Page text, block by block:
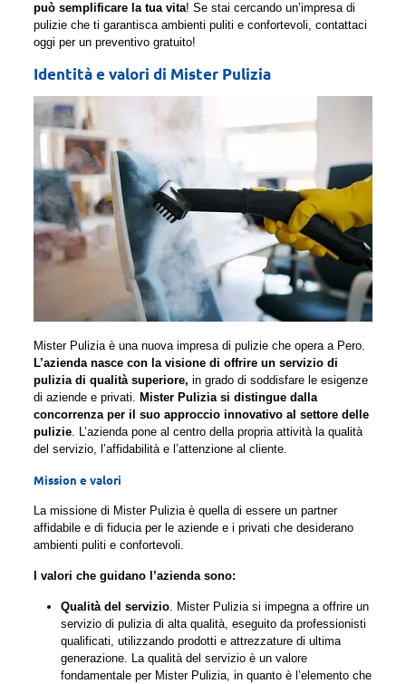
può semplificare la tua vita! Se stai cercando un’impresa di
pulizie che ti garantisca ambienti puliti e confortevoli, contattaci
oggi per un preventivo gratuito!
Identità e valori di Mister Pulizia
Mister Pulizia è una nuova impresa di pulizie che opera a Pero.
L’azienda nasce con la visione di offrire un servizio di
pulizia di qualità superiore, in grado di soddisfare le esigenze
di aziende e privati. Mister Pulizia si distingue dalla
concorrenza per il suo approccio innovativo al settore delle
pulizie. L’azienda pone al centro della propria attività la qualità
del servizio, l’affidabilità e l’attenzione al cliente.
Mission e valori
La missione di Mister Pulizia è quella di essere un partner
affidabile e di fiducia per le aziende e i privati che desiderano
ambienti puliti e confortevoli.
I valori che guidano l’azienda sono:
Qualità del servizio. Mister Pulizia si impegna a offrire un
servizio di pulizia di alta qualità, eseguito da professionisti
qualificati, utilizzando prodotti e attrezzature di ultima
generazione. La qualità del servizio è un valore
fondamentale per Mister Pulizia, in quanto è l’elemento che